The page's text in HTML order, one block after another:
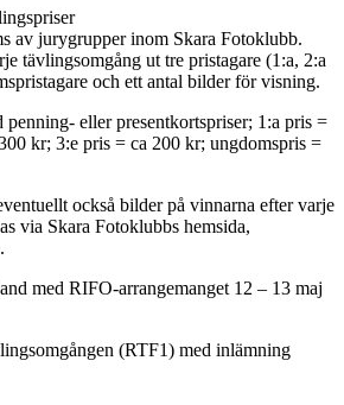
av jurygrupper inom Skara Fotoklubb.
tävlingsomgång ut tre pristagare (1:a, 2:a
och ett antal bilder för visning.
penning- eller presentkortspriser; 1:a pris =
kr; 3:e pris = ca 200 kr; ungdomspris =
också bilder på vinnarna efter varje
via Skara Fotoklubbs hemsida,
med RIFO-arrangemanget 12 – 13 maj
(RTF1) med inlämning